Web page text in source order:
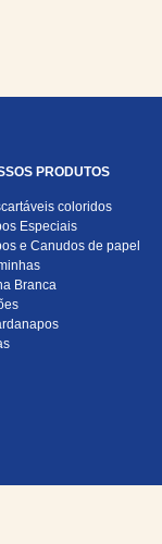
PRODUTOS
coloridos
Especiais
e Canudos de papel
Branca